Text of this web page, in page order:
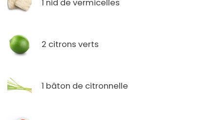
1 nid de vermicelles
2 citrons verts
1 bâton de citronnelle